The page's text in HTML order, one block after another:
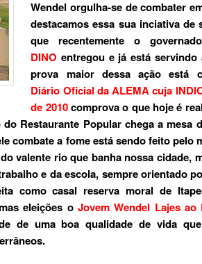
Wendel orgulha-se de combater
destacamos essa sua inciativa de
que recentemente o
DINO entregou e já está servindo
prova maior dessa ação está
Diário Oficial da ALEMA cuja
de 2010comprova o que hoje é
Restaurante Popular chega a mesa
combate a fome está sendo feito pelo
valente rio que banha nossa cidade,
e da escola, sempre orientado
como casal reserva moral de
eleições o Jovem Wendel Lajes ao
de uma boa qualidade de vida